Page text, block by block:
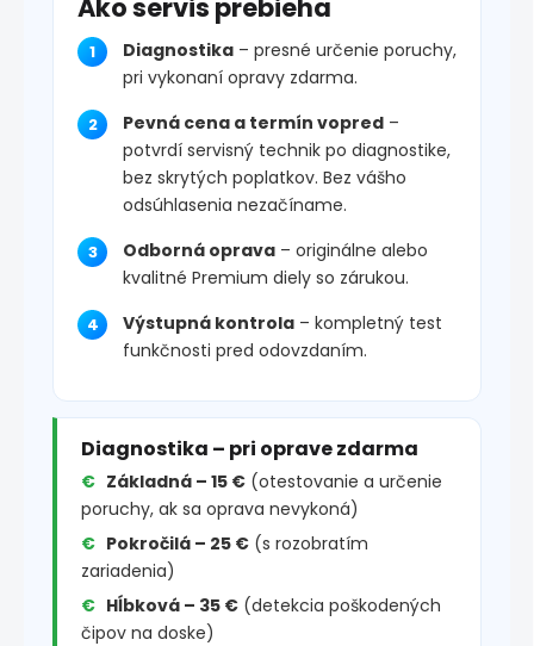
Ako servis prebieha
Diagnostika – presné určenie poruchy,
pri vykonaní opravy zdarma.
Pevná cena a termín vopred –
potvrdí servisný technik po diagnostike,
bez skrytých poplatkov. Bez vášho
odsúhlasenia nezačíname.
Odborná oprava – originálne alebo
kvalitné Premium diely so zárukou.
Výstupná kontrola – kompletný test
funkčnosti pred odovzdaním.
Diagnostika – pri oprave zdarma
Základná – 15 € (otestovanie a určenie
poruchy, ak sa oprava nevykoná)
Pokročilá – 25 € (s rozobratím
zariadenia)
Hĺbková – 35 € (detekcia poškodených
čipov na doske)